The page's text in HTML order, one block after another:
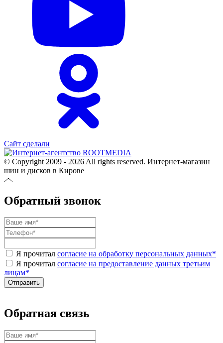
Сайт сделали
© Copyright 2009 - 2026 All rights reserved. Интернет-магазин
шин и дисков в Кирове
Обратный звонок
Я прочитал согласие на обработку персональных данных*
Я прочитал согласие на предоставление данных третьим
лицам*
Обратная связь